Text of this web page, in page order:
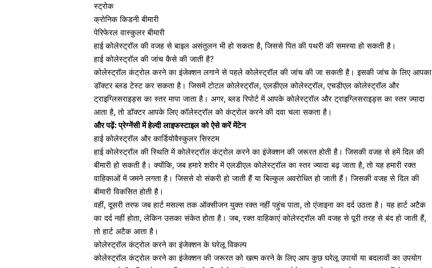
स्ट्रोक
क्रोनिक किडनी बीमारी
पेरिफेरल वास्कुलर बीमारी
हाई कोलेस्ट्रॉल की वजह से बाइल असंतुलन भी हो सकता है, जिससे पित की पथरी की समस्या हो सकती है।
हाई कोलेस्ट्रॉल की जांच कैसे की जाती है?
कोलेस्ट्रॉल कंट्रोल करने का इंजेक्शन लगाने से पहले कोलेस्ट्रॉल की जांच की जा सकती है। इसकी जांच के लिए आपका
डॉक्टर ब्लड टेस्ट कर सकता है। जिसमें टोटल कोलेस्ट्रॉल, एलडीएल कोलेस्ट्रॉल, एचडीएल कोलेस्ट्रॉल और
ट्राइग्लिसराइड्स का स्तर मापा जाता है। अगर, ब्लड रिपोर्ट में आपके कोलेस्ट्रॉल और ट्राइग्लिसराइड्स का स्तर ज्यादा
आता है, तो डॉक्टर आपके लिए कॉलेस्ट्रॉल को कंट्रोल करने की दवा चला सकता है।
और पढ़ें:प्रेग्नेंसी में हेल्दी लाइफस्टाइल को ऐसे करें मेंटेन
हाई कोलेस्ट्रॉल और कार्डियोवैस्कुलर सिस्टम
हाई कोलेस्ट्रॉल की स्थिति में कोलेस्ट्रॉल कंट्रोल करने का इंजेक्शन की जरूरत होती है। जिसकी वजह से हमें दिल की
बीमारी हो सकती है। क्योंकि, जब हमारे शरीर में एलडीएल कोलेस्ट्रॉल का स्तर ज्यादा बढ़ जाता है, तो यह हमारी रक्त
वाहिकाओं में जमने लगता है। जिससे वो संकरी हो जाती हैं या बिल्कुल अवरोधित हो जाती हैं। जिसकी वजह से दिल की
बीमारी विकसित होती है।
वहीं, दूसरी तरफ जब हार्ट मसल्स तक ऑक्सीजन युक्त रक्त नहीं पहुंच पाता, तोएंजाइना का दर्द उठता है। यह हार्ट अटैक
का दर्द नहीं होता, लेकिन उसका संकेत होता है। जब, रक्त वाहिकाएं कोलेस्ट्रॉल की वजह से पूरी तरह से बंद हो जाती हैं,
तो हार्ट अटैक आता है।
कोलेस्ट्रॉल कंट्रोल करने का इंजेक्शन के घरेलू विकल्प
कोलेस्ट्रॉल कंट्रोल करने का इंजेक्शन की जरूरत को खत्म करने के लिए आप कुछ घरेलू उपायों या बदलावों का उपयोग